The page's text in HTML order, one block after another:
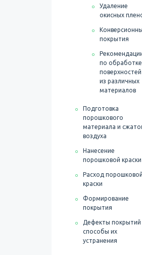
Удаление
окисных
покрытия
по обработке
поверхностей
из различных
материалов
Подготовка
порошкового
материала и
воздуха
Нанесение
порошковой краски
Расход порошковой
краски
Формирование
покрытия
Дефекты покрытий
способы их
устранения